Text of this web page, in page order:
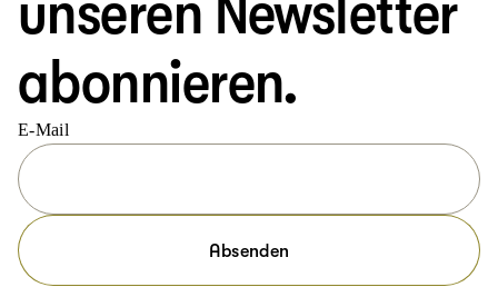
abonnieren.
E-Mail
Absenden